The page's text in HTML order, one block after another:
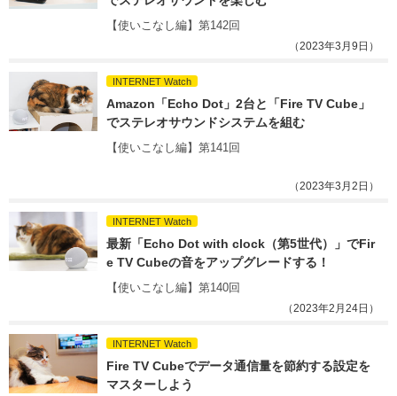
【使いこなし編】第142回
（2023年3月9日）
INTERNET Watch
Amazon「Echo Dot」2台と「Fire TV Cube」
でステレオサウンドシステムを組む
【使いこなし編】第141回
（2023年3月2日）
INTERNET Watch
最新「Echo Dot with clock（第5世代）」でFir
e TV Cubeの音をアップグレードする！
【使いこなし編】第140回
（2023年2月24日）
INTERNET Watch
Fire TV Cubeでデータ通信量を節約する設定を
マスターしよう